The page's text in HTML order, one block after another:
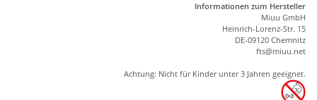
Informationen zum Hersteller
Miuu GmbH
Heinrich-Lorenz-Str. 15
DE-09120 Chemnitz
fts@miuu.net
Achtung: Nicht für Kinder unter 3 Jahren geeignet.